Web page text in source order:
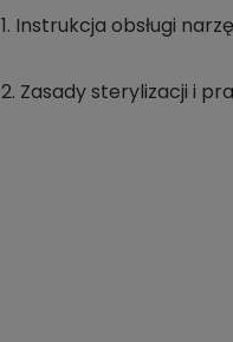
1. Instrukcja obsługi
2. Zasady sterylizacji i